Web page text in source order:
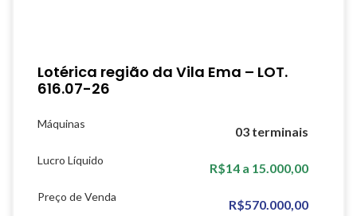
Lotérica região da Vila Ema – LOT.
616.07-26
Máquinas
03 terminais
Lucro Líquido
R$14 a 15.000,00
Preço de Venda
R$570.000,00